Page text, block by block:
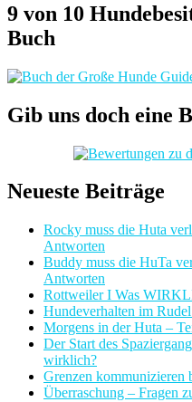
9 von 10
Buch
Gib uns doch eine
Neueste Beiträge
Rocky muss die Huta
Antworten
Buddy muss die HuTa
Antworten
Rottweiler I Was
Hundeverhalten im
Morgens in der Huta –
Der Start des
wirklich?
Grenzen kommunizieren
Überraschung – Fragen